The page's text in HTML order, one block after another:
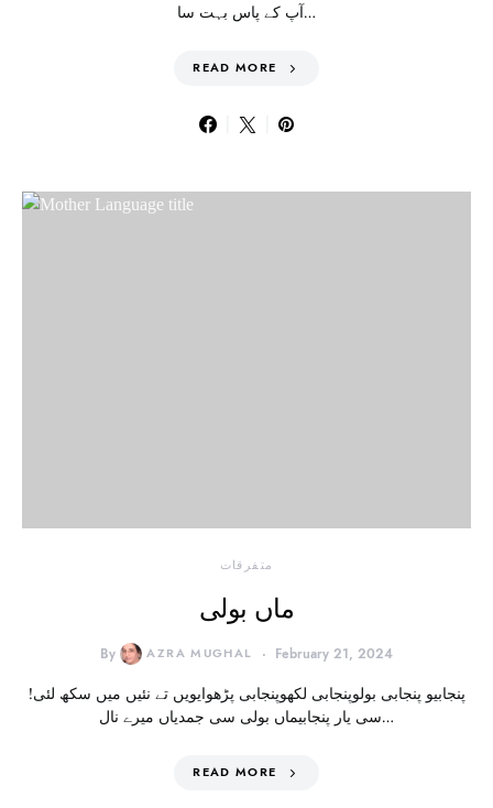
آپ کے پاس بہت سا…
READ MORE
متفرقات
ماں بولی
By AZRA MUGHAL February 21, 2024
!پنجابیو پنجابی بولوپنجابی لکھوپنجابی پڑھوایویں تے نئیں میں سکھ لئی
سی یار پنجابیماں بولی سی جمدیاں میرے نال…
READ MORE